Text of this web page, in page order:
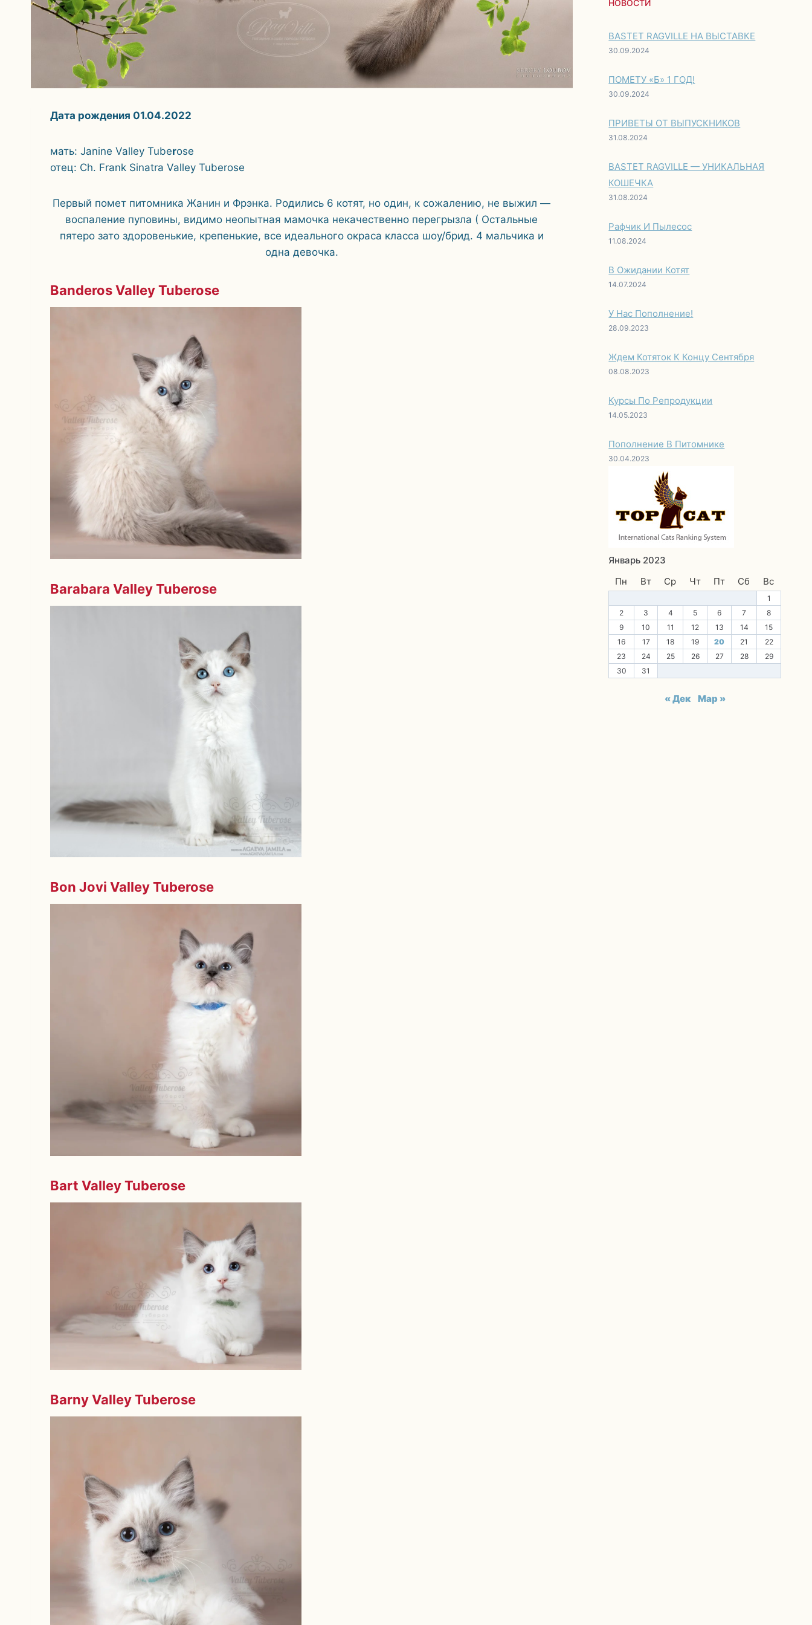
Дата рождения 01.04.2022
мать: Janine Valley Tuberose
отец: Ch. Frank Sinatra Valley Tuberose
Первый помет питомника Жанин и Фрэнка. Родились 6 котят, но один, к сожалению, не выжил —
воспаление пуповины, видимо неопытная мамочка некачественно перегрызла ( Остальные
пятеро зато здоровенькие, крепенькие, все идеального окраса класса шоу/брид. 4 мальчика и
одна девочка.
Banderos Valley Tuberose
Barabara Valley Tuberose
Bon Jovi Valley Tuberose
Bart Valley Tuberose
Barny Valley Tuberose
НОВОСТИ
BASTET RAGVILLE НА ВЫСТАВКЕ
30.09.2024
ПОМЕТУ «Б» 1 ГОД!
30.09.2024
ПРИВЕТЫ ОТ ВЫПУСКНИКОВ
31.08.2024
BASTET RAGVILLE — УНИКАЛЬНАЯ
КОШЕЧКА
31.08.2024
Рафчик И Пылесос
11.08.2024
В Ожидании Котят
14.07.2024
У Нас Пополнение!
28.09.2023
Ждем Котяток К Концу Сентября
08.08.2023
Курсы По Репродукции
14.05.2023
Пополнение В Питомнике
30.04.2023
Январь 2023
Пн
Вт Ср Чт Пт Сб Вс
1
2
3 4 5 6 7
8
9
10 11 12 13 14
15
16
17 18 19 20 21
22
23
24 25 26 27 28
29
30
31
« Дек Мар »